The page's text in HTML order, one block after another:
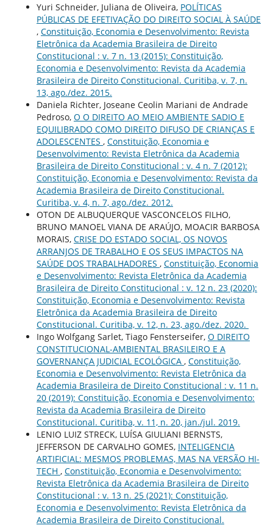
Yuri Schneider, Juliana de Oliveira, POLÍTICAS
PÚBLICAS DE EFETIVAÇÃO DO DIREITO SOCIAL À SAÚDE
, Constituição, Economia e Desenvolvimento: Revista
Eletrônica da Academia Brasileira de Direito
Constitucional : v. 7 n. 13 (2015): Constituição,
Economia e Desenvolvimento: Revista da Academia
Brasileira de Direito Constitucional. Curitiba, v. 7, n.
13, ago./dez. 2015.
Daniela Richter, Joseane Ceolin Mariani de Andrade
Pedroso, O O DIREITO AO MEIO AMBIENTE SADIO E
EQUILIBRADO COMO DIREITO DIFUSO DE CRIANÇAS E
ADOLESCENTES , Constituição, Economia e
Desenvolvimento: Revista Eletrônica da Academia
Brasileira de Direito Constitucional : v. 4 n. 7 (2012):
Constituição, Economia e Desenvolvimento: Revista da
Academia Brasileira de Direito Constitucional.
Curitiba, v. 4, n. 7, ago./dez. 2012.
OTON DE ALBUQUERQUE VASCONCELOS FILHO,
BRUNO MANOEL VIANA DE ARAÚJO, MOACIR BARBOSA
MORAIS, CRISE DO ESTADO SOCIAL, OS NOVOS
ARRANJOS DE TRABALHO E OS SEUS IMPACTOS NA
SAÚDE DOS TRABALHADORES , Constituição, Economia
e Desenvolvimento: Revista Eletrônica da Academia
Brasileira de Direito Constitucional : v. 12 n. 23 (2020):
Constituição, Economia e Desenvolvimento: Revista
Eletrônica da Academia Brasileira de Direito
Constitucional. Curitiba, v. 12, n. 23, ago./dez. 2020.
Ingo Wolfgang Sarlet, Tiago Fensterseifer, O DIREITO
CONSTITUCIONAL-AMBIENTAL BRASILEIRO E A
GOVERNANÇA JUDICIAL ECOLÓGICA , Constituição,
Economia e Desenvolvimento: Revista Eletrônica da
Academia Brasileira de Direito Constitucional : v. 11 n.
20 (2019): Constituição, Economia e Desenvolvimento:
Revista da Academia Brasileira de Direito
Constitucional. Curitiba, v. 11, n. 20, jan./jul. 2019.
LENIO LUIZ STRECK, LUÍSA GIULIANI BERNSTS,
JEFFERSON DE CARVALHO GOMES, INTELIGENCIA
ARTIFICIAL: MESMOS PROBLEMAS, MAS NA VERSÃO HI-
TECH , Constituição, Economia e Desenvolvimento:
Revista Eletrônica da Academia Brasileira de Direito
Constitucional : v. 13 n. 25 (2021): Constituição,
Economia e Desenvolvimento: Revista Eletrônica da
Academia Brasileira de Direito Constitucional.